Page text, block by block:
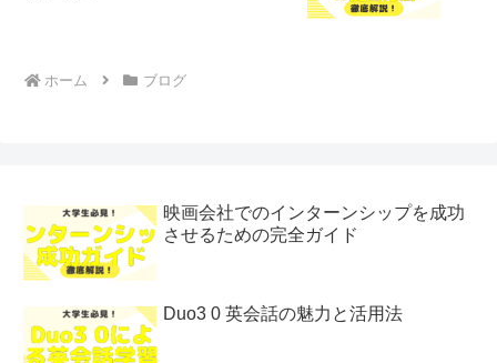
ホーム ブログ
映画会社でのインターンシップを成功
させるための完全ガイド
Duo3 0 英会話の魅力と活用法